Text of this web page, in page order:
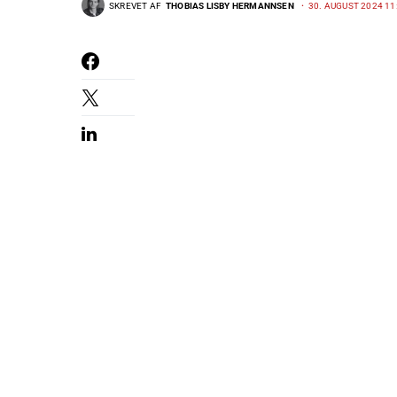
SKREVET AF THOBIAS LISBY HERMANNSEN 30. AUGUST 2024